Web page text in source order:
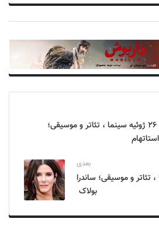
متولدین ۲۶ ژوئیه سینما ، تئاتر و موسیقی؛
بعدی
سینما ، تئاتر و موسیقی؛ ساندرا
بولاک